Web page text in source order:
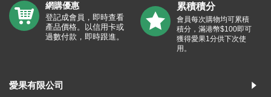
網購優惠
登記成會員，即時查看
產品價格。以信用卡或
過數付款，即時跟進。
累積積分
會員每次購物均可累積
積分，滿港幣$100即可
獲得愛果1分供下次使
用。
愛果有限公司